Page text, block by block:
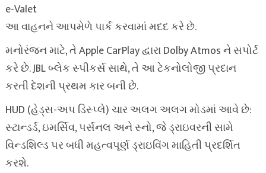
e-Valet
આ વાહનને આપમેળે પાર્ક કરવામાં મદદ કરે છે.
મનોરંજન માટે, તે Apple CarPlay દ્વારા Dolby Atmos ને સપોર્ટ
કરે છે. JBL બ્લેક સ્પીકર્સ સાથે, તે આ ટેકનોલોજી પ્રદાન
કરતી દેશની પ્રથમ કાર બની છે.
HUD (હેડ્સ-અપ ડિસ્પ્લે) ચાર અલગ અલગ મોડમાં આવે છે:
સ્ટાન્ડર્ડ, ઇમર્સિવ, પર્સનલ અને સ્નો, જે ડ્રાઇવરની સામે
વિન્ડશિલ્ડ પર બધી મહત્વપૂર્ણ ડ્રાઇવિંગ માહિતી પ્રદર્શિત
કરશે.